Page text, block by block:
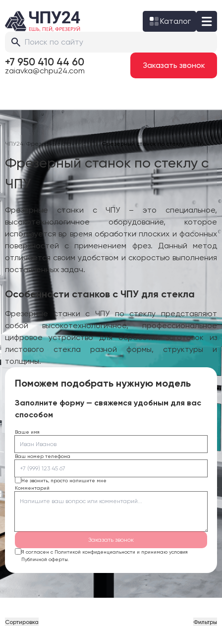
Каталог
+7 950 410 44 60
zaiavka@chpu24.com
Заказать звонок
ЧПУ24 Фрезерные станки с ЧПУ/Фрезерный станок по стеклу с ЧПУ
Фрезерный станок по стеклу с
ЧПУ
Фрезерные станки с ЧПУ – это специальное,
высокотехнологичное оборудование, которое
используется во время обработки плоских и фасонных
поверхностей с применением фрез. Данный метод
отличается своим удобством и скоростью выполнения
поставленных задач.
Особенности станков с ЧПУ для стекла
Фрезерные станки с ЧПУ по стеклу представляют
собой высокотехнологичное, профессиональное
цифровое устройство для обработки заготовок из
листового стекла разной формы, структуры и
толщины.
Поможем подобрать нужную модель
Заполните форму — свяжемся удобным для вас
способом
Ваше имя
Ваш номер телефона
Не звонить, просто напишите мне
Комментарий
Заказать звонок
Я согласен с Политикой конфиденциальности и принимаю условия
Публичной оферты.
Сортировка Фильтры